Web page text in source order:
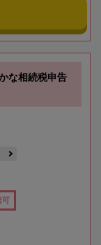
な相続税申告
可